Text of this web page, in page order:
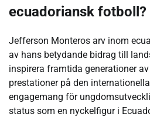
ecuadoriansk fotboll?
Jefferson Monteros arv inom
av hans betydande bidrag till
inspirera framtida generationer
prestationer på den
engagemang för
status som en nyckelfigur i